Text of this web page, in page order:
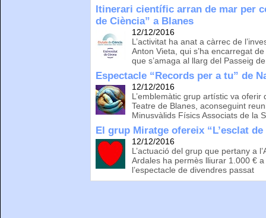
Itinerari científic arran de mar per
de Ciència” a Blanes
12/12/2016
L’activitat ha anat a càrrec de
Anton Vieta, qui s’ha encarregat
que s’amaga al llarg del Passeig
Espectacle “Records per a tu” de
12/12/2016
L’emblemàtic grup artístic va
Teatre de Blanes, aconseguint
Minusvàlids Físics Associats de la
El grup Miratge ofereix “L’esclat
12/12/2016
L’actuació del grup que pertany a
Ardales ha permès lliurar 1.000 €
l’espectacle de divendres passat